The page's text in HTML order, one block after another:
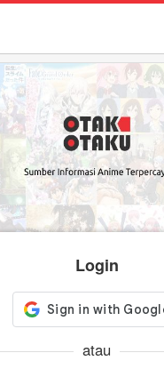
Login
atau